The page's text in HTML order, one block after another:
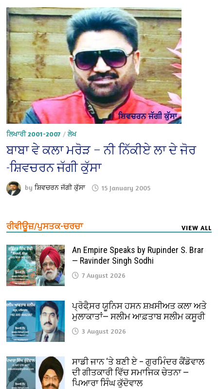
ਲਿਖਾਰੀ 2001-2007 /ਲੇਖ
ਬਾਬਾ ਵੇ ਕਲਾ ਮਰੋੜ – ਨੀ ਨਿੱਕੀਏ ਲਾ ਦੇ ਜੋਰ
-ਸ਼ਿਵਚਰਨ ਜੱਗੀ ਕੁੱਸਾ
byਸ਼ਿਵਚਰਨ ਜੱਗੀ ਕੁੱਸਾ 15 January 2005
ਰੀਵੀਊਜ਼/ਪੁਸਤਕ-ਚਰਚਾ VIEW ALL
An Empire Speaks by Rupinder S. Brar
— Ravinder Singh Sodhi
7 August 2026
ਪ੍ਰੋਫੈ਼ਸਰ ਯੂਨਿਸ ਹਸਨ ਸ਼ਖ਼ਸੀਅਤ ਕਲਾ ਅਤੇ
ਮੁਲਾਕਾਤਾਂ— ਸਲੀਮ ਆਫ਼ਤਾਬ ਸਲੀਮ ਕਸੂਰੀ
3 August 2026
ਸਾਡੀ ਜਾਨ ‘ਤੇ ਬਣੀ ਏ – ਗੁਰਮਿੰਦਰ ਕੈਂਡੋਵਾਲ
ਦੀ ਗੀਤਕਾਰੀ ਵਿੱਚ ਸਮਾਜਿਕ ਚੇਤਨਾ —
ਪਿਆਰਾ ਸਿੰਘ ਕੁੱਦੋਵਾਲ